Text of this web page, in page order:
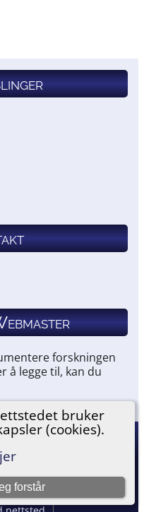
bruker
(cookies).
forstår
forskningen
å legge til, kan du
2026
Sitebuilding
for personvern